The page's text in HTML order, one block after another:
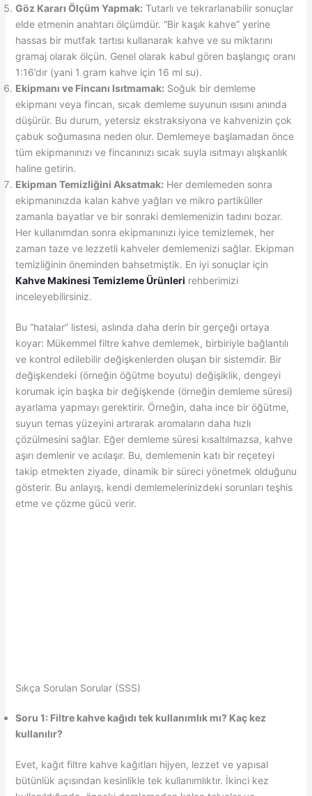
Göz Kararı Ölçüm Yapmak: Tutarlı ve tekrarlanabilir sonuçlar
elde etmenin anahtarı ölçümdür. “Bir kaşık kahve” yerine
hassas bir mutfak tartısı kullanarak kahve ve su miktarını
gramaj olarak ölçün. Genel olarak kabul gören başlangıç oranı
1:16’dır (yani 1 gram kahve için 16 ml su).
Ekipmanı ve Fincanı Isıtmamak: Soğuk bir demleme
ekipmanı veya fincan, sıcak demleme suyunun ısısını anında
düşürür. Bu durum, yetersiz ekstraksiyona ve kahvenizin çok
çabuk soğumasına neden olur. Demlemeye başlamadan önce
tüm ekipmanınızı ve fincanınızı sıcak suyla ısıtmayı alışkanlık
haline getirin.
Ekipman Temizliğini Aksatmak: Her demlemeden sonra
ekipmanınızda kalan kahve yağları ve mikro partiküller
zamanla bayatlar ve bir sonraki demlemenizin tadını bozar.
Her kullanımdan sonra ekipmanınızı iyice temizlemek, her
zaman taze ve lezzetli kahveler demlemenizi sağlar. Ekipman
temizliğinin öneminden bahsetmiştik. En iyi sonuçlar için
Kahve Makinesi Temizleme Ürünleri rehberimizi
inceleyebilirsiniz.
Bu “hatalar” listesi, aslında daha derin bir gerçeği ortaya
koyar: Mükemmel filtre kahve demlemek, birbiriyle bağlantılı
ve kontrol edilebilir değişkenlerden oluşan bir sistemdir. Bir
değişkendeki (örneğin öğütme boyutu) değişiklik, dengeyi
korumak için başka bir değişkende (örneğin demleme süresi)
ayarlama yapmayı gerektirir. Örneğin, daha ince bir öğütme,
suyun temas yüzeyini artırarak aromaların daha hızlı
çözülmesini sağlar. Eğer demleme süresi kısaltılmazsa, kahve
aşırı demlenir ve acılaşır. Bu, demlemenin katı bir reçeteyi
takip etmekten ziyade, dinamik bir süreci yönetmek olduğunu
gösterir. Bu anlayış, kendi demlemelerinizdeki sorunları teşhis
etme ve çözme gücü verir.
Sıkça Sorulan Sorular (SSS)
Soru 1: Filtre kahve kağıdı tek kullanımlık mı? Kaç kez
kullanılır?
Evet, kağıt filtre kahve kağıtları hijyen, lezzet ve yapısal
bütünlük açısından kesinlikle tek kullanımlıktır. İkinci kez